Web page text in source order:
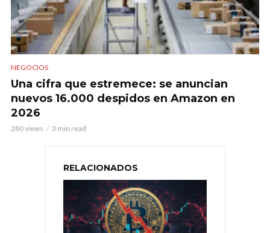
NEGOCIOS
Una cifra que estremece: se anuncian
nuevos 16.000 despidos en Amazon en
2026
280 views 3 min read
RELACIONADOS